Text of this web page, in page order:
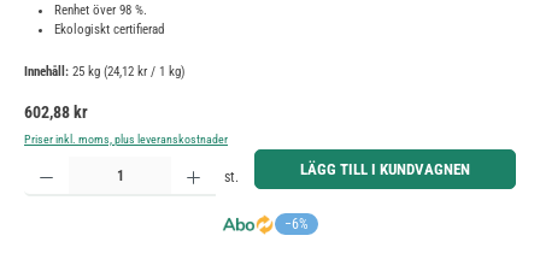
Renhet över 98 %.
Ekologiskt certifierad
Innehåll: 25 kg (24,12 kr / 1 kg)
Ordinarie pris:
602,88 kr
Priser inkl. moms, plus leveranskostnader
−6%
Produktkvantitet: Ange önskat belopp eller använd knapparna för att öka eller minska kvantiteten.
st. LÄGG TILL I KUNDVAGNEN